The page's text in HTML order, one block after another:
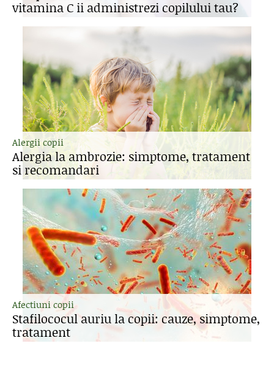
vitamina C ii administrezi copilului tau?
Alergii copii
Alergia la ambrozie: simptome, tratament
si recomandari
Afectiuni copii
Stafilococul auriu la copii: cauze, simptome,
tratament